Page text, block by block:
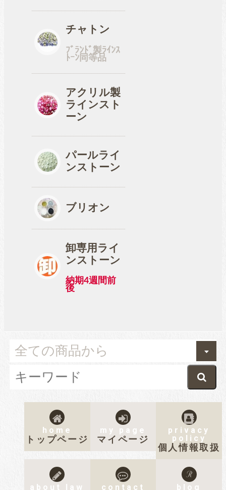
チャトン
ﾌﾞﾗﾝﾄﾞ製ﾗｲﾝｽ
ﾄｰﾝ同等品
アクリル製
ラインスト
ーン
パールライ
ンストーン
ブリオン
卸専用ライ
ンストーン
納期4週間前
後
home
トップページ
my page
マイページ
privacy
policy
個人情報取扱
about law contact blog